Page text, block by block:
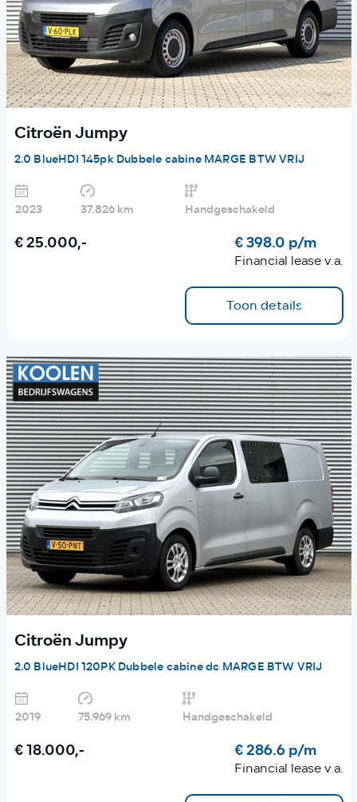
Citroën Jumpy
2.0 BlueHDI 145pk Dubbele cabine MARGE BTW VRIJ
2023 37.826 km Handgeschakeld
€ 25.000,- € 398.0 p/m
Financial lease v.a.
Toon details
Citroën Jumpy
2.0 BlueHDI 120PK Dubbele cabine dc MARGE BTW VRIJ
2019 75.969 km Handgeschakeld
€ 18.000,- € 286.6 p/m
Financial lease v.a.